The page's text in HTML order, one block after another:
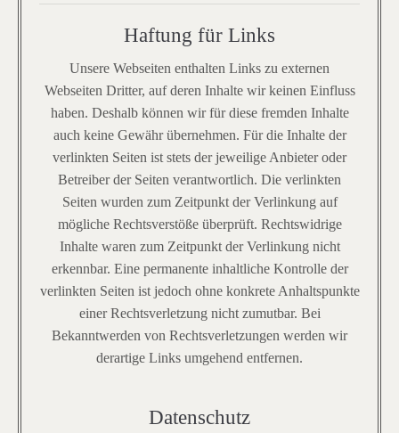
Haftung für Links
Unsere Webseiten enthalten Links zu externen
Webseiten Dritter, auf deren Inhalte wir keinen Einfluss
haben. Deshalb können wir für diese fremden Inhalte
auch keine Gewähr übernehmen. Für die Inhalte der
verlinkten Seiten ist stets der jeweilige Anbieter oder
Betreiber der Seiten verantwortlich. Die verlinkten
Seiten wurden zum Zeitpunkt der Verlinkung auf
mögliche Rechtsverstöße überprüft. Rechtswidrige
Inhalte waren zum Zeitpunkt der Verlinkung nicht
erkennbar. Eine permanente inhaltliche Kontrolle der
verlinkten Seiten ist jedoch ohne konkrete Anhaltspunkte
einer Rechtsverletzung nicht zumutbar. Bei
Bekanntwerden von Rechtsverletzungen werden wir
derartige Links umgehend entfernen.
Datenschutz